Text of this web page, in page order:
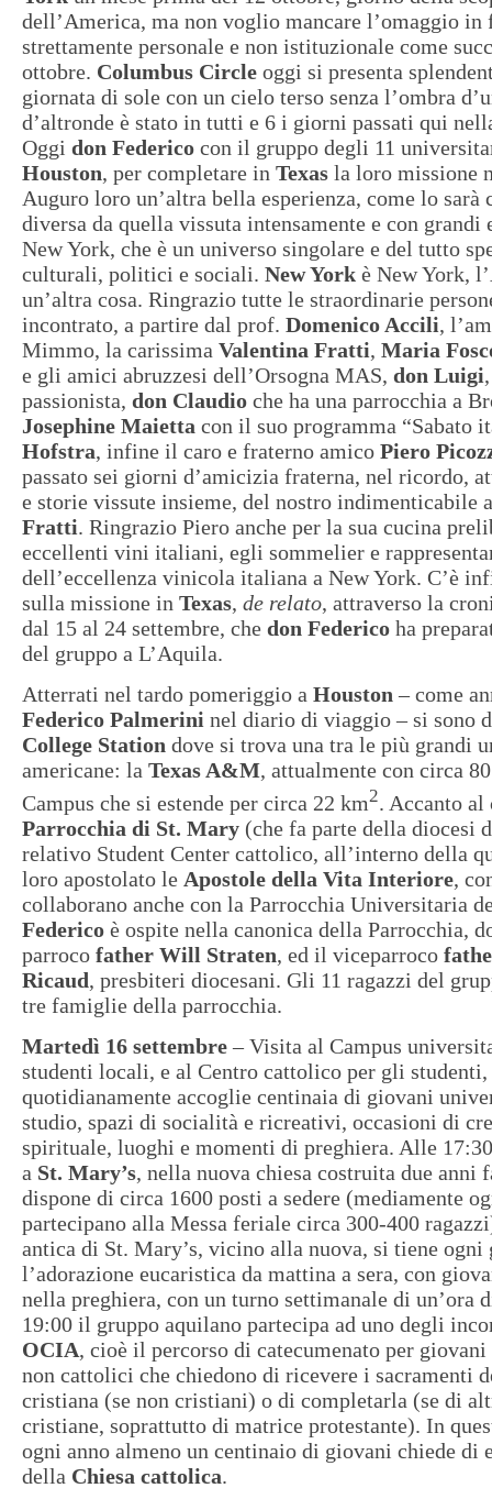
dell’America, ma non voglio mancare l’omaggio in
strettamente personale e non istituzionale come
ottobre. Columbus Circle oggi si presenta
giornata di sole con un cielo terso senza l’ombra
d’altronde è stato in tutti e 6 i giorni passati qui
Oggi don Federico con il gruppo degli 11
Houston, per completare in Texas la loro missione
Auguro loro un’altra bella esperienza, come lo sarà
diversa da quella vissuta intensamente e con grandi
New York, che è un universo singolare e del tutto
culturali, politici e sociali. New York è New York,
un’altra cosa. Ringrazio tutte le straordinarie
incontrato, a partire dal prof. Domenico Accili,
Mimmo, la carissima Valentina Fratti, Maria
e gli amici abruzzesi dell’Orsogna MAS, don Luigi
passionista, don Claudio che ha una parrocchia a
Josephine Maietta con il suo programma “Sabato
Hofstra, infine il caro e fraterno amico Piero
passato sei giorni d’amicizia fraterna, nel ricordo,
e storie vissute insieme, del nostro indimenticabile
Fratti. Ringrazio Piero anche per la sua cucina
eccellenti vini italiani, egli sommelier e
dell’eccellenza vinicola italiana a New York. C’è
sulla missione in Texas, de relato, attraverso la
dal 15 al 24 settembre, che don Federico ha
del gruppo a L’Aquila.
Atterrati nel tardo pomeriggio a Houston – come
Federico Palmerini nel diario di viaggio – si sono
College Station dove si trova una tra le più grandi
americane: la Texas A&M, attualmente con circa
Campus che si estende per circa 22 km2. Accanto al
Parrocchia di St. Mary (che fa parte della diocesi
relativo Student Center cattolico, all’interno della
loro apostolato le Apostole della Vita Interiore,
collaborano anche con la Parrocchia Universitaria
Federico è ospite nella canonica della Parrocchia,
parroco father Will Straten, ed il viceparroco
Ricaud, presbiteri diocesani. Gli 11 ragazzi del
tre famiglie della parrocchia.
Martedì 16 settembre– Visita al Campus
studenti locali, e al Centro cattolico per gli
quotidianamente accoglie centinaia di giovani
studio, spazi di socialità e ricreativi, occasioni di
spirituale, luoghi e momenti di preghiera. Alle
a St. Mary’s, nella nuova chiesa costruita due anni
dispone di circa 1600 posti a sedere (mediamente
partecipano alla Messa feriale circa 300-400
antica di St. Mary’s, vicino alla nuova, si tiene ogni
l’adorazione eucaristica da mattina a sera, con
nella preghiera, con un turno settimanale di un’ora
19:00 il gruppo aquilano partecipa ad uno degli
OCIA, cioè il percorso di catecumenato per
non cattolici che chiedono di ricevere i sacramenti
cristiana (se non cristiani) o di completarla (se di
cristiane, soprattutto di matrice protestante). In
ogni anno almeno un centinaio di giovani chiede di
della Chiesa cattolica.